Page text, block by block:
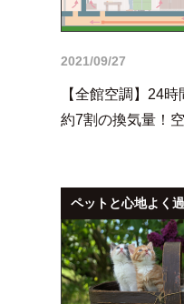
2021/09/27
【全館空調】24
約7割の換気量！
ペットと心地よく